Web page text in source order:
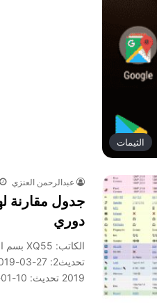
الثيمات
عبدالرحمن العنزي
دوري
2019 تحديث: 10-01-2022 الصفحة هنا …